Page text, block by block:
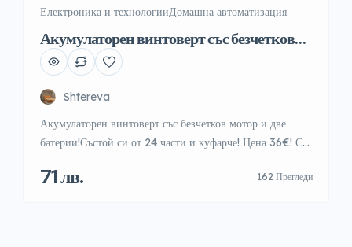
Електроника и технологииДомашна автоматизация
Акумулаторен винтоверт със безчетков
мотор и две батерии!
Shtereva
Акумулаторен винтоверт със безчетков мотор и две
батерии!Състой си от 24 части и куфарче! Цена 36€! С
на Акумулаторен ударен винтоверт Kraft Royal 36V с
71 лв. 162 Прегледи